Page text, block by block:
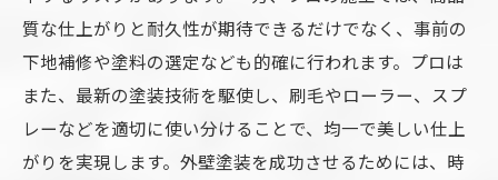
質な仕上がりと耐久性が期待できるだけでなく、事前の
下地補修や塗料の選定なども的確に行われます。プロは
また、最新の塗装技術を駆使し、刷毛やローラー、スプ
レーなどを適切に使い分けることで、均一で美しい仕上
がりを実現します。外壁塗装を成功させるためには、時